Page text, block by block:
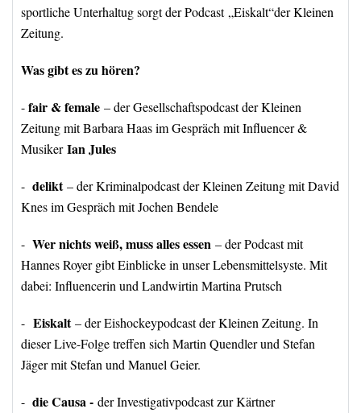
sportliche Unterhaltug sorgt derPodcast„Eiskalt“der Kleinen
Zeitung.
Was gibt es zu hören?
-fair & female – der Gesellschaftspodcast der Kleinen
Zeitung mit Barbara Haas im Gespräch mit Influencer &
MusikerIan Jules
- delikt– der Kriminalpodcast der Kleinen Zeitung mit David
Knes im Gespräch mit Jochen Bendele
- Wer nichts weiß, muss alles essen – der Podcast mit
Hannes Royer gibt Einblicke in unser Lebensmittelsyste. Mit
dabei: Influencerin und Landwirtin Martina Prutsch
- Eiskalt– der Eishockeypodcast der Kleinen Zeitung. In
dieser Live-Folge treffen sich Martin Quendler und Stefan
Jäger mit Stefan und Manuel Geier.
- die Causa - der Investigativpodcast zur Kärtner